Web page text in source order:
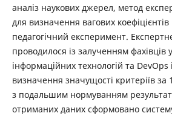
аналіз наукових джерел, метод
для визначення вагових
педагогічний експеримент.
проводилося із залученням фахівців у
інформаційних технологій та
визначення значущості критеріїв
з подальшим нормуванням
отриманих даних сформовано